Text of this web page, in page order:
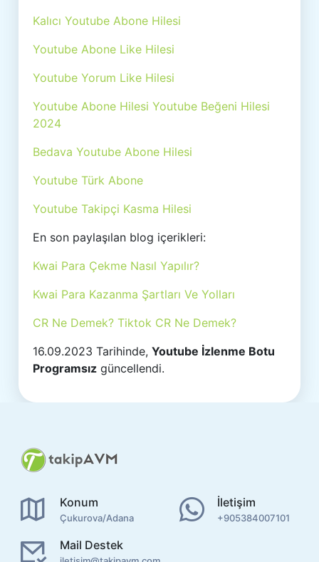
Kalıcı Youtube Abone Hilesi
Youtube Abone Like Hilesi
Youtube Yorum Like Hilesi
Youtube Abone Hilesi Youtube Beğeni Hilesi
2024
Bedava Youtube Abone Hilesi
Youtube Türk Abone
Youtube Takipçi Kasma Hilesi
En son paylaşılan blog içerikleri:
Kwai Para Çekme Nasıl Yapılır?
Kwai Para Kazanma Şartları Ve Yolları
CR Ne Demek? Tiktok CR Ne Demek?
16.09.2023 Tarihinde,Youtube İzlenme Botu
Programsız güncellendi.
Konum
Çukurova/Adana
İletişim
+905384007101
Mail Destek